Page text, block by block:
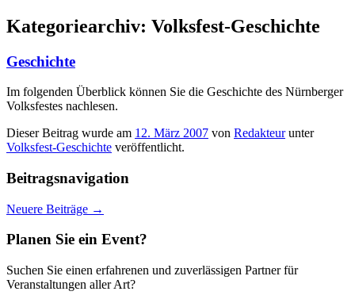
Kategoriearchiv: Volksfest-Geschichte
Geschichte
Im folgenden Überblick können Sie die Geschichte des Nürnberger
Volksfestes nachlesen.
Dieser Beitrag wurde am 12. März 2007 von Redakteurunter
Volksfest-Geschichte veröffentlicht.
Beitragsnavigation
Neuere Beiträge →
Planen Sie ein Event?
Suchen Sie einen erfahrenen und zuverlässigen Partner für
Veranstaltungen aller Art?